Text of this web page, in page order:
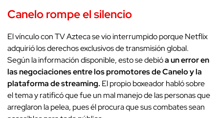
Canelo rompe el silencio
El vínculo con TV Azteca se vio interrumpido porque Netflix
adquirió los derechos exclusivos de transmisión global.
Según la información disponible, esto se debióa un error en
las negociaciones entre los promotores de Canelo y la
plataforma de streaming. El propio boxeador habló sobre
el tema y ratificó que fue un mal manejo de las personas que
arreglaron la pelea, pues él procura que sus combates sean